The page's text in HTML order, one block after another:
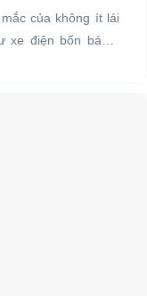
của không ít lái
điện bốn bánh.